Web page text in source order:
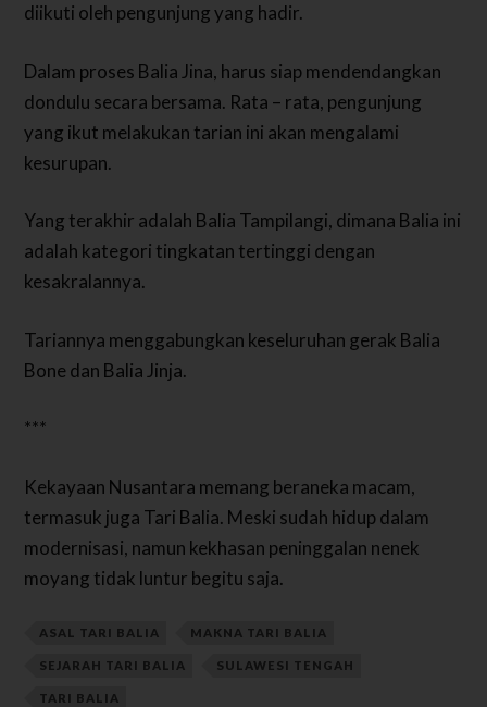
diikuti oleh pengunjung yang hadir.
Dalam proses Balia Jina, harus siap mendendangkan
dondulu secara bersama. Rata – rata, pengunjung
yang ikut melakukan tarian ini akan mengalami
kesurupan.
Yang terakhir adalah Balia Tampilangi, dimana Balia ini
adalah kategori tingkatan tertinggi dengan
kesakralannya.
Tariannya menggabungkan keseluruhan gerak Balia
Bone dan Balia Jinja.
***
Kekayaan Nusantara memang beraneka macam,
termasuk juga Tari Balia. Meski sudah hidup dalam
modernisasi, namun kekhasan peninggalan nenek
moyang tidak luntur begitu saja.
ASAL TARI BALIA MAKNA TARI BALIA
SEJARAH TARI BALIA SULAWESI TENGAH
TARI BALIA